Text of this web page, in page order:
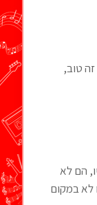
טוב,
הם לא
לא במקום